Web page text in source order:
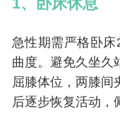
急性期需严格卧
曲度。避免久坐久
屈膝体位，两膝间
后逐步恢复活动，